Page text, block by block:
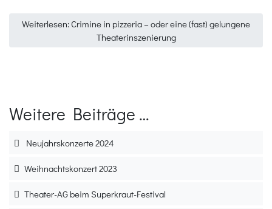
Weiterlesen: Crimine in pizzeria – oder eine (fast) gelungene
Theaterinszenierung
Weitere Beiträge …
Neujahrskonzerte 2024
Weihnachtskonzert 2023
Theater-AG beim Superkraut-Festival